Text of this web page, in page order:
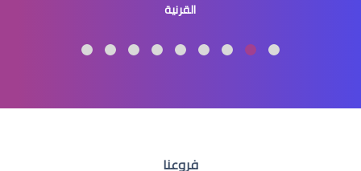
القرنية
فروعنا